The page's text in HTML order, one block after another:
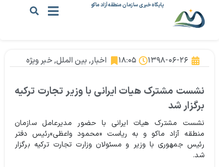
پایگاه خبری سازمان منطقه آزاد ماکو
۱۳۹۸-۰۶-۲۶ ۱۸:۰۵ اخبار, بین الملل,خبر ویژه
نشست مشترک هیات ایرانی با وزیر تجارت ترکیه
برگزار شد
نشست مشترک هیات ایرانی با حضور مدیرعامل سازمان
منطقه آزاد ماکو و به ریاست «محمود واعظی»رئیس دفتر
رئیس جمهوری با وزیر و مسئولان وزارت تجارت ترکیه برگزار
شد.